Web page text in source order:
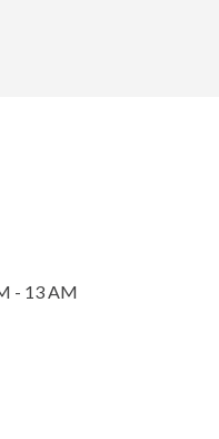
- 13 AM